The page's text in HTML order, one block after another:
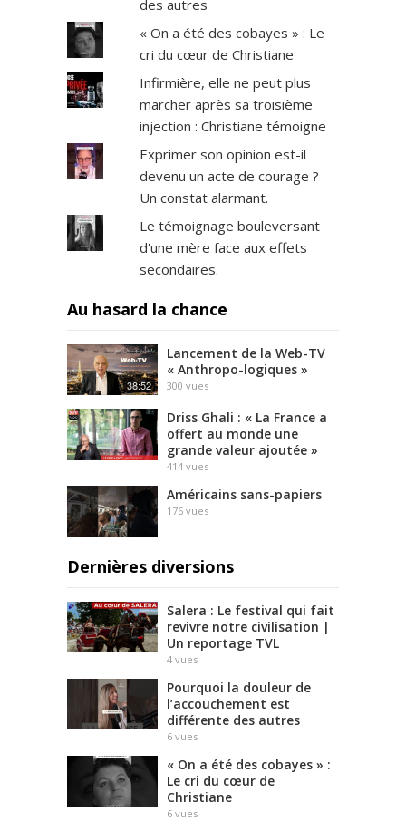
des autres
« On a été des cobayes » : Le
cri du cœur de Christiane
Infirmière, elle ne peut plus
marcher après sa troisième
injection : Christiane témoigne
Exprimer son opinion est-il
devenu un acte de courage ?
Un constat alarmant.
Le témoignage bouleversant
d'une mère face aux effets
secondaires.
Au hasard la chance
38:52
Lancement de la Web-TV
« Anthropo-logiques »
300 vues
Driss Ghali : « La France a
offert au monde une
grande valeur ajoutée »
414 vues
Américains sans-papiers
176 vues
Dernières diversions
Salera : Le festival qui fait
revivre notre civilisation |
Un reportage TVL
4 vues
Pourquoi la douleur de
l’accouchement est
différente des autres
6 vues
« On a été des cobayes » :
Le cri du cœur de
Christiane
6 vues